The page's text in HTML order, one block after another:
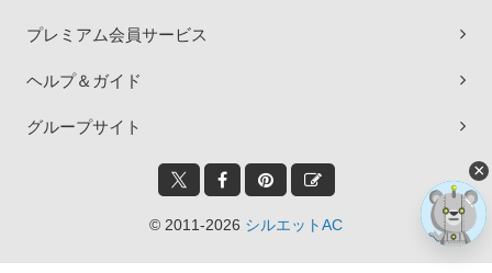
プレミアム会員サービス
ヘルプ＆ガイド
グループサイト
© 2011-2026 シルエットAC
×